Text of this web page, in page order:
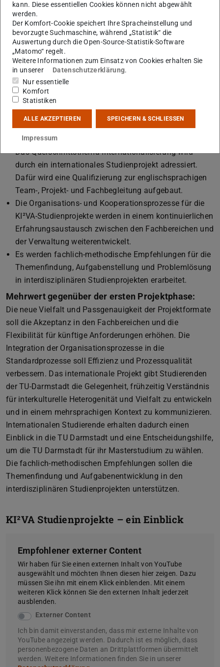
fachlich-methodische Leitidee weiter konkretisiert
werden.
Die Organisations- und Kooperationsprozesse sollen in
die Standardprozesse der TU Darmstadt integriert
werden.
Maßnahmen:
In enger Zusammenarbeit mit den Fachbereichen und
Instituten wird ein Portfolio von Projektformaten
interdisziplinären Projekten für die Fachbereiche
erlaubt.
Das Querschnittsthema Internationalisierung wird
durch ein internationales Studienprojekt adressiert.
Dafür wird eine Qualifizierung zur englischsprachigen
Team-, Projekt- und Fachbegleitung aufgebaut.
Die Organisations- und Kooperationsprozesse für die
KI²VA-Studienprojekte werden in einem kontinuierlichen
Erfahrungsaustausch zwischen den Fachbereichen und
der Verwaltung weiterentwickelt.
Es werden fachlich-methodische Empfehlungen für die
Themenfindung, Aufgabenstellung und Problemlösung
in interdisziplinären Studienprojekten erarbeitet.
Mehrwert gegenüber der ersten Projektphase:
Die neue Vielfalt und Passgenauigkeit der Projektformate
soll die Akzeptanz in den Fachbereichen und die
Flexibilität für künftige Anforderungen erhöhen. Die
Integration der Organisationsprozesse in die
Standardprozesse soll Effizienz und Prozessqualität
verbessern. Das internationale Projekt gibt Studierenden
der TU-Darmstadt die Gelegenheit, frühzeitig Verständnis
für interkulturelle Heterogenität und Vielfalt zu entwickeln
und in einem mehrsprachigen Kontext zu kommunizieren.
Internationalen Studierende erhalten dadurch einen
Einblick in die TU Darmstadt und eine Entscheidungshilfe,
um die TU Darmstadt für ihr Masterstudium zu wählen.
Die fachlich-methodischen Empfehlungen sollen die
Themenfindung und Aufgabenentwicklung in den
interdisziplinären Studienprojekten unterstützen.
KI²VA Studienprojekte – ein Einblick
Empfohlener externer Content
Wir haben für Sie einen externen Inhalt von YouTube
ausgewählt und möchten Ihnen diesen hier zeigen. Dazu
müssen Sie ihn mit einem Klick einblenden. Mit einem
weiteren Klick können Sie den externen Inhalt jederzeit
ausblenden.
Externer Content
Ich bin damit einverstanden, dass mir externe Inhalte von
YouTube angezeigt werden. Dadurch ist es möglich, dass
personenbezogene Daten an Drittplattformen übermittelt
werden. Weitere Informationen finden Sie in unserer
kann. Diese essentiellen Cookies können nicht abgewählt
werden.
Der Komfort-Cookie speichert Ihre Spracheinstellung und
bevorzugte Suchmaschine, während „Statistik“ die
Auswertung durch die Open-Source-Statistik-Software
„Matomo“ regelt.
Weitere Informationen zum Einsatz von Cookies erhalten Sie
in unserer
Datenschutzerklärung.
Nur essentielle
Komfort
Statistiken
ALLE AKZEPTIEREN SPEICHERN & SCHLIESSEN
Impressum